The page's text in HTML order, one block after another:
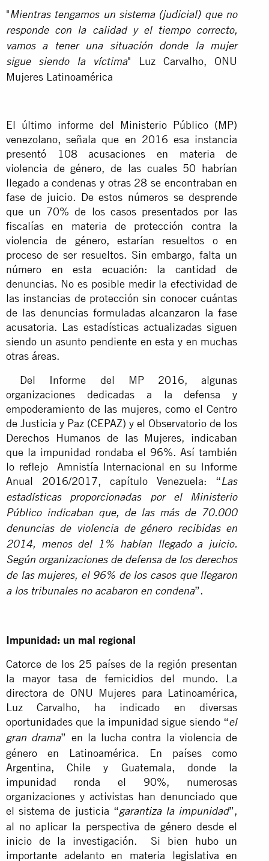
"Mientras tengamos un sistema (judicial) que no
responde con la calidad y el tiempo correcto,
vamos a tener una situación donde la mujer
sigue siendo la víctima" Luz Carvalho, ONU
Mujeres Latinoamérica
El último informe del Ministerio Público (MP)
venezolano, señala que en 2016 esa instancia
presentó 108 acusaciones en materia de
violencia de género, de las cuales 50 habrían
llegado a condenas y otras 28 se encontraban en
fase de juicio. De estos números se desprende
que un 70% de los casos presentados por las
fiscalías en materia de protección contra la
violencia de género, estarían resueltos o en
proceso de ser resueltos. Sin embargo, falta un
número en esta ecuación: la cantidad de
denuncias. No es posible medir la efectividad de
las instancias de protección sin conocer cuántas
de las denuncias formuladas alcanzaron la fase
acusatoria. Las estadísticas actualizadas siguen
siendo un asunto pendiente en esta y en muchas
otras áreas.
Del Informe del MP 2016, algunas
organizaciones dedicadas a la defensa y
empoderamiento de las mujeres, como el Centro
de Justicia y Paz (CEPAZ) y el Observatorio de los
Derechos Humanos de las Mujeres, indicaban
que la impunidad rondaba el 96%. Así también
lo reflejo Amnistía Internacional en su Informe
Anual 2016/2017, capítulo Venezuela: “Las
estadísticas proporcionadas por el Ministerio
Público indicaban que, de las más de 70.000
denuncias de violencia de género recibidas en
2014, menos del 1% habían llegado a juicio.
Según organizaciones de defensa de los derechos
de las mujeres, el 96% de los casos que llegaron
a los tribunales no acabaron en condena”.
Impunidad: un mal regional
Catorce de los 25 países de la región presentan
la mayor tasa de femicidios del mundo. La
directora de ONU Mujeres para Latinoamérica,
Luz Carvalho, ha indicado en diversas
oportunidades que la impunidad sigue siendo “el
gran drama” en la lucha contra la violencia de
género en Latinoamérica. En países como
Argentina, Chile y Guatemala, donde la
impunidad ronda el 90%, numerosas
organizaciones y activistas han denunciado que
el sistema de justicia “garantiza la impunidad”,
al no aplicar la perspectiva de género desde el
inicio de la investigación. Si bien hubo un
importante adelanto en materia legislativa en